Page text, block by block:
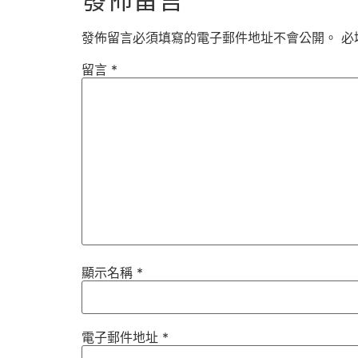
發佈留言必須填寫的電子郵件地址不會公開。 必
留言 *
顯示名稱 *
電子郵件地址 *